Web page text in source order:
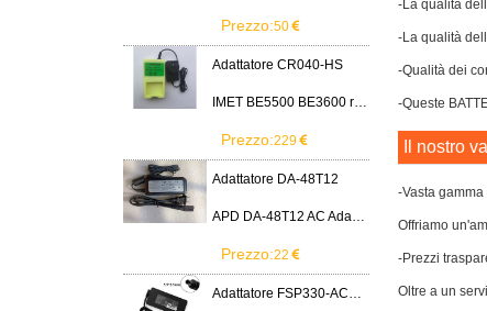
-La qualità
-La qualità
-Qualità dei
-Queste
Il nostro
-Vasta
Offriamo
-Prezzi
Oltre a un
Prezzo:50
Adattatore CR040-HS
IMET BE5500 BE3600 remote control battery
Prezzo:229
Adattatore DA-48T12
APD DA-48T12 AC Adapter 12V 4A Power Supply Cord
Prezzo:22
Adattatore FSP330-ACAU3